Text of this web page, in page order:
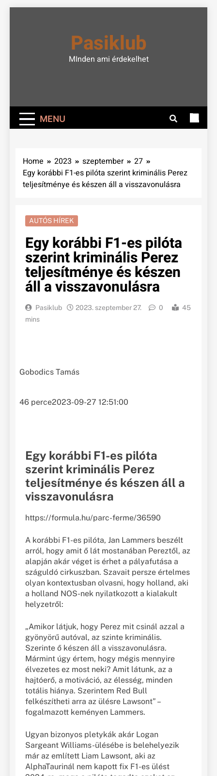
Pasiklub
MInden ami érdekelhet
MENU
Home 2023 szeptember
27
Egy korábbi F1-es pilóta szerint kriminális Perez
teljesítménye és készen áll a visszavonulásra
AUTÓS HÍREK
Egy korábbi F1-es pilóta
szerint kriminális Perez
teljesítménye és készen
áll a visszavonulásra
Pasiklub 2023. szeptember 27. 0
45
mins
Gobodics Tamás
46 perce2023-09-27 12:51:00
Egy korábbi F1-es pilóta
szerint kriminális Perez
teljesítménye és készen áll a
visszavonulásra
https://formula.hu/parc-ferme/36590
A korábbi F1-es pilóta, Jan Lammers beszélt
arról, hogy amit ő lát mostanában Pereztől, az
alapján akár véget is érhet a pályafutása a
száguldó cirkuszban. Szavait persze értelmes
olyan kontextusban olvasni, hogy holland, aki
a holland NOS-nek nyilatkozott a kialakult
helyzetről:
„Amikor látjuk, hogy Perez mit csinál azzal a
gyönyörű autóval, az szinte kriminális.
Szerinte ő készen áll a visszavonulásra.
Mármint úgy értem, hogy mégis mennyire
élvezetes ez most neki? Amit látunk, az a
hajtóerő, a motiváció, az élesség, minden
totális hiánya. Szerintem Red Bull
felkészítheti arra az ülésre Lawsont” –
fogalmazott keményen Lammers.
Ugyan bizonyos pletykák akár Logan
Sargeant Williams-ülésébe is belehelyezik
már az említett Liam Lawsont, aki az
AlphaTaurinál nem kapott fix F1-es ülést